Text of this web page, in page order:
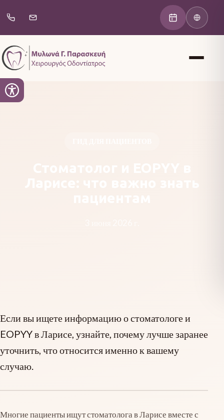
Если вы ищете информацию о стоматологе и
EOPYY в Ларисе, узнайте, почему лучше заранее
уточнить, что относится именно к вашему
случаю.
Многие пациенты ищут стоматолога в Ларисе вместе с